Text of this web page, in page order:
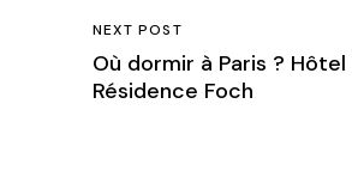
NEXT POST
Où dormir à Paris ? Hôtel
Résidence Foch